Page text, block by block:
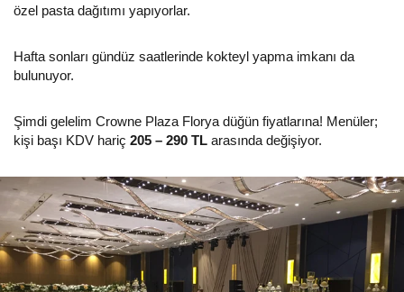
özel pasta dağıtımı yapıyorlar.
Hafta sonları gündüz saatlerinde kokteyl yapma imkanı da
bulunuyor.
Şimdi gelelim Crowne Plaza Florya düğün fiyatlarına! Menüler;
kişi başı KDV hariç 205 – 290 TL arasında değişiyor.